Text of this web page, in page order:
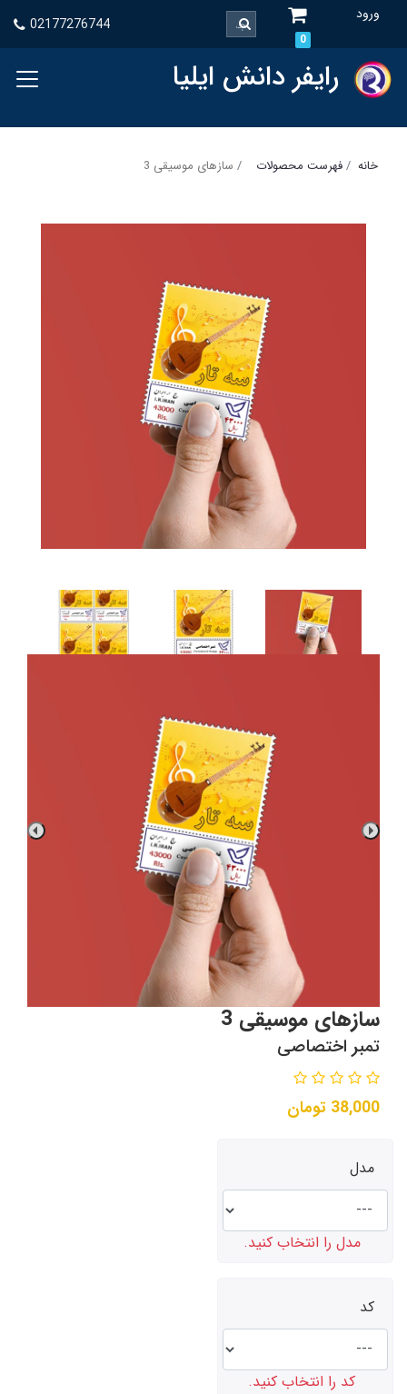
ورود
0
02177276744
رایفر دانش ایلیا
خانه فهرست محصولات سازهای موسیقی 3
سازهای موسیقی 3
تمبر اختصاصی
38,000 تومان
مدل
مدل را انتخاب کنید.
کد
کد را انتخاب کنید.